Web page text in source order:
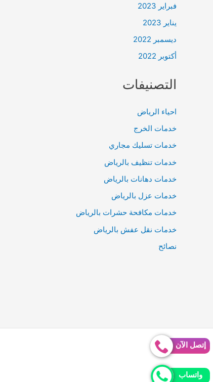
فبراير 2023
يناير 2023
ديسمبر 2022
أكتوبر 2022
التصنيفات
احياء الرياض
خدمات الخرج
خدمات تسليك مجاري
خدمات تنظيف بالرياض
خدمات دهانات بالرياض
خدمات عزل بالرياض
خدمات مكافحة حشرات بالرياض
خدمات نقل عفش بالرياض
نصائح
إتصل الآن
واتساب